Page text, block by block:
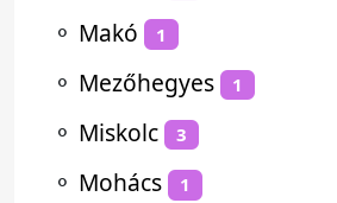
⚬ Makó 1
⚬ Mezőhegyes 1
⚬ Miskolc 3
⚬ Mohács 1